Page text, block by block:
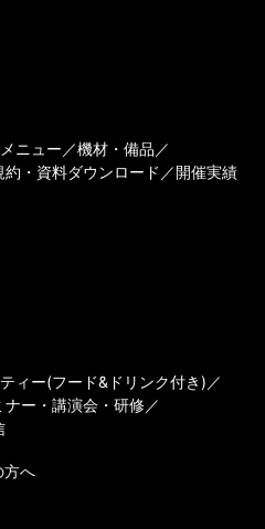
ニュー
機材・備品
約・資料ダウンロード 開催実績
ィー(フード&ドリンク付き)
ナー・講演会・研修
方へ